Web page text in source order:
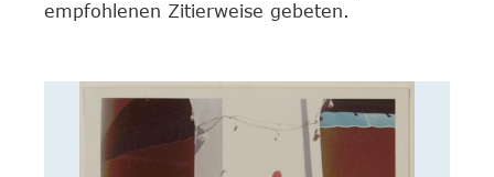
empfohlenen Zitierweise gebeten.